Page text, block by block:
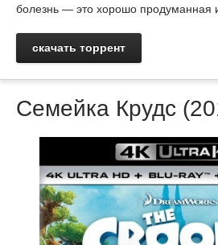
болезнь — это хорошо продуманная
скачать торрент
Семейка Крудс